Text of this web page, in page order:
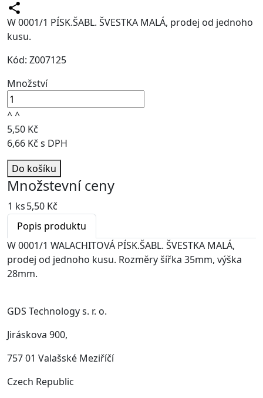
W 0001/1 PÍSK.ŠABL. ŠVESTKA MALÁ, prodej od jednoho
kusu.
Kód: Z007125
Množství
^^
5,50 Kč
6,66 Kč s DPH
Do košíku
Množstevní ceny
1 ks5,50 Kč
Popis produktu
W 0001/1 WALACHITOVÁ PÍSK.ŠABL. ŠVESTKA MALÁ,
prodej od jednoho kusu. Rozměry šířka 35mm, výška
28mm.
GDS Technology s. r. o.
Jiráskova 900,
757 01 Valašské Meziříčí
Czech Republic